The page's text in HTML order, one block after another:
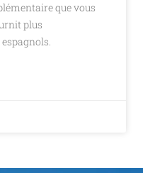
que vous
plus